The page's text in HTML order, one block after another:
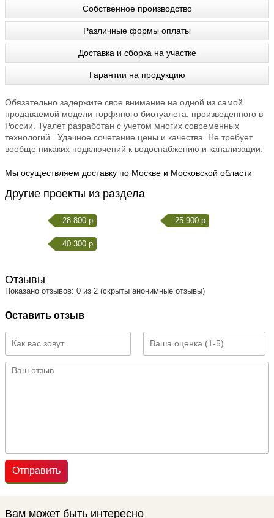
Собственное производство
Различные формы оплаты
Доставка и сборка на участке
Гарантии на продукцию
Обязательно задержите свое внимание на одной из самой
продаваемой модели торфяного биотуалета, произведенного в
России. Туалет разработан с учетом многих современных
технологий. Удачное сочетание цены и качества. Не требует
вообще никаких подключений к водоснабжению и канализации.
Мы осуществляем доставку по Москве и Московской области
Другие проекты из раздела
28 800 р. 25 900 р.
40 300 р.
Отзывы
Показано отзывов: 0 из 2 (скрыты анонимные отзывы)
Оставить отзыв
Отправить
Вам может быть интересно